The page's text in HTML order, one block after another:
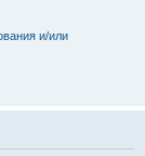
и/или